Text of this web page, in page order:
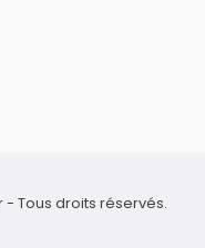
Tous droits réservés.